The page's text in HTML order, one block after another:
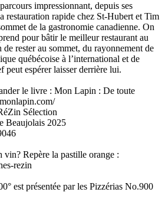
impressionnant, depuis ses
restauration rapide chez St-Hubert et Tim
de la gastronomie canadienne. On
pour bâtir le meilleur restaurant au
de rester au sommet, du rayonnement de
québécoise à l’international et de
peut espérer laisser derrière lui.
le livre : Mon Lapin : De toute
Sélection
Beaujolais 2025
vin? Repère la pastille orange :
rezin
est présentée par les Pizzérias No.900